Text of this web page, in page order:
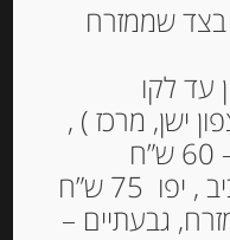
שממזרח
עד לקו
ישן, מרכז ) ,
75 ש”ח
גבעתיים –